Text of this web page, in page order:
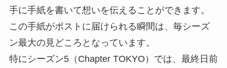
手に手紙を書いて想いを伝えることができます。
この手紙がポストに届けられる瞬間は、毎シーズ
ン最大の見どころとなっています。
特にシーズン5（Chapter TOKYO）では、最終日前